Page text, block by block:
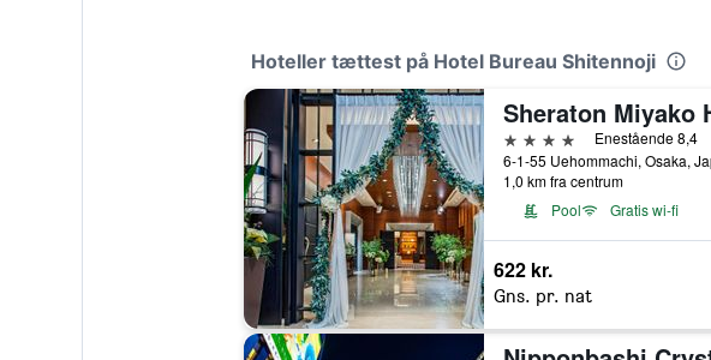
Hoteller tættest på Hotel Bureau Shitennoji
4 stjerner
Enestående 8,4
6-1-55 Uehommachi, Osaka,
1,0 km fra centrum
Pool
Gratis wi-fi
622 kr.
Gns. pr. nat